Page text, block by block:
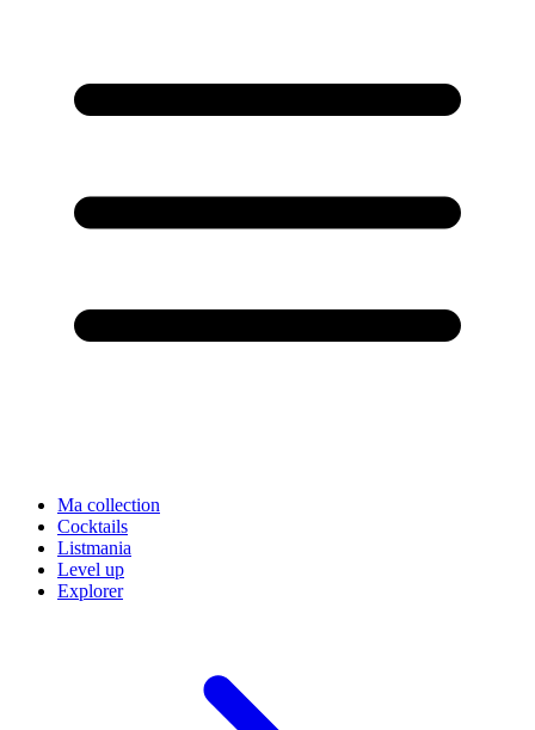
Ma collection
Cocktails
Listmania
Level up
Explorer